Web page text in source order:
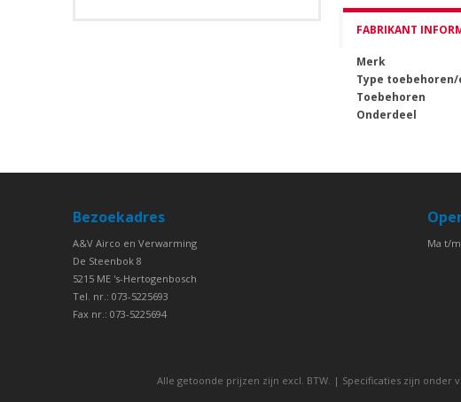
FABRIKANT
Merk
Type
Toebehoren
Onderdeel
Bezoekadres
A&V Airco en Verwarming
De Steenbok 8
5215 ME 's-Hertogenbosch
Tel. nr.: 073-5225693
Fax nr.: 073-5225694
Ma t/
Alle getoonde prijzen zijn excl. BTW. | Specificaties zijn